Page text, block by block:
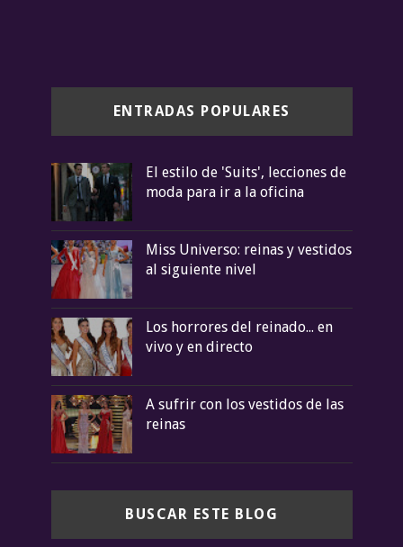
ENTRADAS POPULARES
El estilo de 'Suits', lecciones de
moda para ir a la oficina
Miss Universo: reinas y vestidos
al siguiente nivel
Los horrores del reinado... en
vivo y en directo
A sufrir con los vestidos de las
reinas
BUSCAR ESTE BLOG